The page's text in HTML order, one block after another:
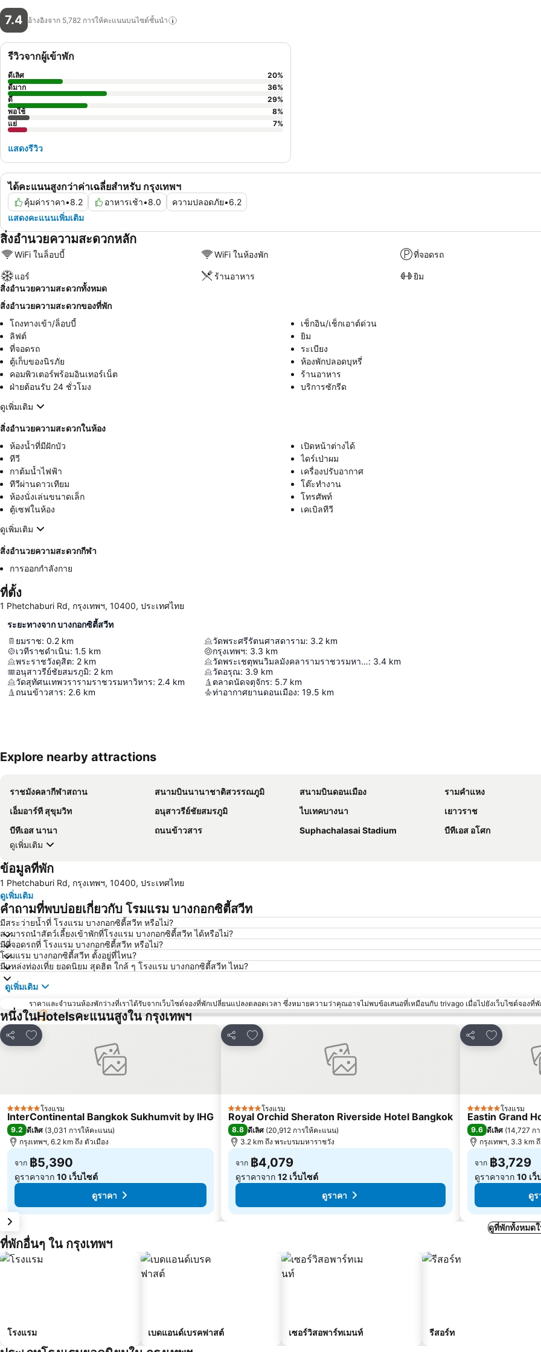
7.4 อ้างอิงจาก 5,782 การให้คะแนนบนไซต์ชั้นนำ
ได้คะแนนสูงกว่าค่าเฉลี่ยสำหรับ กรุงเทพฯ
คุ้มค่าราคา•8.2 อาหารเช้า•8.0 ความปลอดภัย•6.2
แสดงคะแนนเพิ่มเติม
รีวิวจากผู้เข้าพัก
ดีเลิศ 20%
ดีมาก
36%
ดี
29%
พอใช้
8%
แย่
7%
แสดงรีวิว
สิ่งอำนวยความสะดวกหลัก
WiFi ในล็อบบี้ WiFi ในห้องพัก ที่จอดรถ
แอร์ ร้านอาหาร
ยิม
สิ่งอำนวยความสะดวกทั้งหมด
สิ่งอำนวยความสะดวกของที่พัก
โถงทางเข้า/ล็อบบี้
เช็กอิน/เช็กเอาต์ด่วน
ลิฟต์
ยิม
ที่จอดรถ
ระเบียง
ตู้เก็บของนิรภัย
ห้องพักปลอดบุหรี่
คอมพิวเตอร์พร้อมอินเทอร์เน็ต
ร้านอาหาร
ฝ่ายต้อนรับ 24 ชั่วโมง
บริการซักรีด
ดูเพิ่มเติม
สิ่งอำนวยความสะดวกในห้อง
ห้องน้ำที่มีฝักบัว
เปิดหน้าต่างได้
ทีวี
ไดร์เป่าผม
กาต้มน้ำไฟฟ้า
เครื่องปรับอากาศ
ทีวีผ่านดาวเทียม
โต๊ะทำงาน
ห้องนั่งเล่นขนาดเล็ก
โทรศัพท์
ตู้เซฟในห้อง
เคเบิลทีวี
ดูเพิ่มเติม
สิ่งอำนวยความสะดวกกีฬา
การออกกำลังกาย
ที่ตั้ง
1 Phetchaburi Rd, กรุงเทพฯ, 10400, ประเทศไทย
ระยะทางจาก บางกอกซิตี้สวีท
ยมราช: 0.2 km
เวทีราชดำเนิน: 1.5 km
พระราชวังดุสิต: 2 km
อนุสาวรีย์ชัยสมรภูมิ: 2 km
วัดสุทัศนเทพวรารามราชวรมหาวิหาร: 2.4 km
ถนนข้าวสาร: 2.6 km
วัดพระศรีรัตนศาสดาราม: 3.2 km
กรุงเทพฯ: 3.3 km
วัดพระเชตุพนวิมลมังคลารามราชวรมหาวิหาร: 3.4 km
วัดอรุณ: 3.9 km
ตลาดนัดจตุจักร: 5.7 km
ท่าอากาศยานดอนเมือง: 19.5 km
Explore nearby attractions
ราชมังคลากีฬาสถาน สนามบินนานาชาติสวรรณภูมิ สนามบินดอนเมือง
รามคำแหง
เอ็มอาร์ที สุขุมวิท
อนุสาวรีย์ชัยสมรภูมิ ไบเทคบางนา
เยาวราช
บีทีเอส นานา
ถนนข้าวสาร Suphachalasai Stadium
บีทีเอส อโศก
ดูเพิ่มเติม
ข้อมูลที่พัก
1 Phetchaburi Rd, กรุงเทพฯ, 10400, ประเทศไทย
ดูเพิ่มเติม
คำถามที่พบบ่อยเกี่ยวกับ โรมแรม บางกอกซิตี้สวีท
มีสระว่ายน้ำที่ โรงแรม บางกอกซิตี้สวีท หรือไม่?
สามารถนำสัตว์เลี้ยงเข้าพักที่โรงแรม บางกอกซิตี้สวีท ได้หรือไม่?
มีที่จอดรถที่ โรงแรม บางกอกซิตี้สวีท หรือไม่?
โรมแรม บางกอกซิตี้สวีท ตั้งอยู่ที่ไหน?
มีแหล่งท่องเที่ย ยอดนิยม สุดฮิต ใกล้ ๆ โรงแรม บางกอกซิตี้สวีท ไหม?
ดูเพิ่มเติม
ราคาและจำนวนห้องพักว่างที่เราได้รับจากเว็บไซต์จองที่พักเปลี่ยนแปลงตลอดเวลา ซึ่งหมายความว่าคุณอาจไม่พบข้อเสนอที่เหมือนกับ trivago เมื่อไปยังเว็บไซต์จองที่
หนึ่งในHotelsคะแนนสูงใน กรุงเทพฯ
แชร์
เพิ่มในรายการโปรด
5 ดาว โรงแรม
InterContinental Bangkok Sukhumvit by IHG
9.2 ดีเลิศ (3,031 การให้คะแนน)
กรุงเทพฯ, 6.2 km ถึง ตัวเมือง
จาก ฿5,390
ดูราคาจาก 10 เว็บไซต์
ดูราคา
แชร์
เพิ่มในรายการโปรด
5 ดาว โรงแรม
Royal Orchid Sheraton Riverside Hotel Bangkok
8.8 ดีเลิศ (20,912 การให้คะแนน)
3.2 km ถึง พระบรมมหาราชวัง
จาก ฿4,079
ดูราคาจาก 12 เว็บไซต์
ดูราคา
แชร์
เพิ่มในรายกา
5 ดาว โรงแรม
Eastin Grand
9.6 ดีเลิศ (14,727 ก
กรุงเทพฯ, 3.3 km
จาก ฿3,729
ดูราคาจาก 10 เว็
ดูร
ดูที่พักทั้งหมดใ
ที่พักอื่นๆ ใน กรุงเทพฯ
โรงแรม เบดแอนด์เบรคฟาสต์ เซอร์วิสอพาร์ทเมนท์ รีสอร์ท